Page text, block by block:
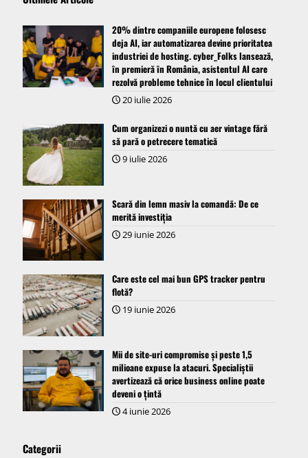
20% dintre companiile europene folosesc
deja AI, iar automatizarea devine prioritatea
industriei de hosting. cyber_Folks lansează,
ȋn premieră ȋn România, asistentul AI care
rezolvă probleme tehnice în locul clientului
20 iulie 2026
Cum organizezi o nuntă cu aer vintage fără
să pară o petrecere tematică
9 iulie 2026
Scară din lemn masiv la comandă: De ce
merită investiția
29 iunie 2026
Care este cel mai bun GPS tracker pentru
flotă?
19 iunie 2026
Mii de site-uri compromise și peste 1,5
milioane expuse la atacuri. Specialiștii
avertizează că orice business online poate
deveni o țintă
4 iunie 2026
Categorii